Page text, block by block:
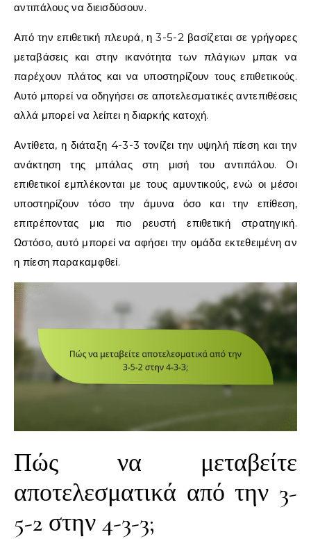
αντιπάλους να διεισδύσουν.
Από την επιθετική πλευρά, η 3-5-2 βασίζεται σε γρήγορες
μεταβάσεις και στην ικανότητα των πλάγιων μπακ να
παρέχουν πλάτος και να υποστηρίζουν τους επιθετικούς.
Αυτό μπορεί να οδηγήσει σε αποτελεσματικές αντεπιθέσεις
αλλά μπορεί να λείπει η διαρκής κατοχή.
Αντίθετα, η διάταξη 4-3-3 τονίζει την υψηλή πίεση και την
ανάκτηση της μπάλας στη μισή του αντιπάλου. Οι
επιθετικοί εμπλέκονται με τους αμυντικούς, ενώ οι μέσοι
υποστηρίζουν τόσο την άμυνα όσο και την επίθεση,
επιτρέποντας μια πιο ρευστή επιθετική στρατηγική.
Ωστόσο, αυτό μπορεί να αφήσει την ομάδα εκτεθειμένη αν
η πίεση παρακαμφθεί.
Πώς να μεταβείτε
αποτελεσματικά από την 3-
5-2 στην 4-3-3;